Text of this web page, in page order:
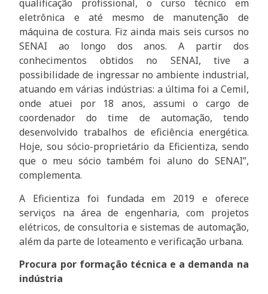
qualificação profissional, o curso técnico em
eletrônica e até mesmo de manutenção de
máquina de costura. Fiz ainda mais seis cursos no
SENAI ao longo dos anos. A partir dos
conhecimentos obtidos no SENAI, tive a
possibilidade de ingressar no ambiente industrial,
atuando em várias indústrias: a última foi a Cemil,
onde atuei por 18 anos, assumi o cargo de
coordenador do time de automação, tendo
desenvolvido trabalhos de eficiência energética.
Hoje, sou sócio-proprietário da Eficientiza, sendo
que o meu sócio também foi aluno do SENAI”,
complementa.
A Eficientiza foi fundada em 2019 e oferece
serviços na área de engenharia, com projetos
elétricos, de consultoria e sistemas de automação,
além da parte de loteamento e verificação urbana.
Procura por formação técnica e a demanda na
indústria